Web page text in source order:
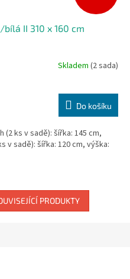
II 310 x 160 cm
Skladem (2 sada)
Do košíku
ks v sadě): šířka: 145 cm,
v sadě): šířka: 120 cm, výška:
PRODUKTY